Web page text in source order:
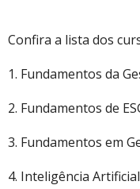
Confira a lista dos
1. Fundamentos da
2. Fundamentos de
3. Fundamentos em
4. Inteligência